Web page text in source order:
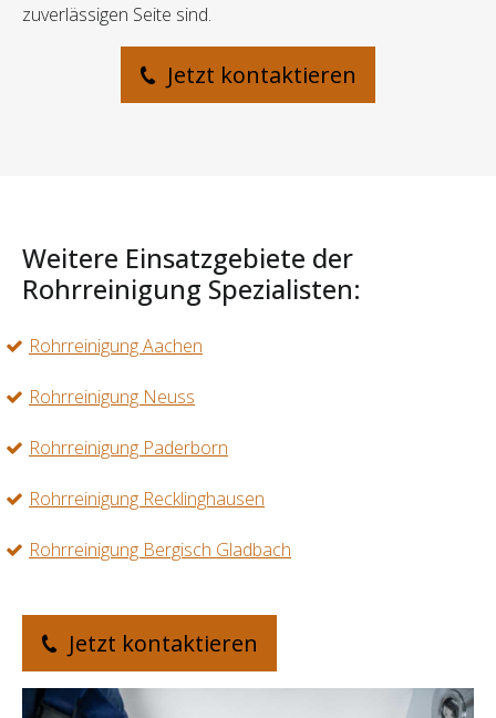
zuverlässigen Seite sind.
Jetzt kontaktieren
Weitere Einsatzgebiete der
Rohrreinigung Spezialisten:
Rohrreinigung Aachen
Rohrreinigung Neuss
Rohrreinigung Paderborn
Rohrreinigung Recklinghausen
Rohrreinigung Bergisch Gladbach
Jetzt kontaktieren